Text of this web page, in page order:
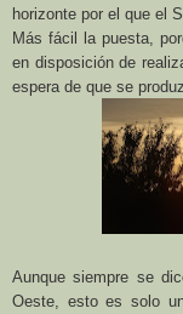
horizonte por el que el
Más fácil la puesta,
en disposición de
espera de que se
Aunque siempre se
Oeste, esto es solo